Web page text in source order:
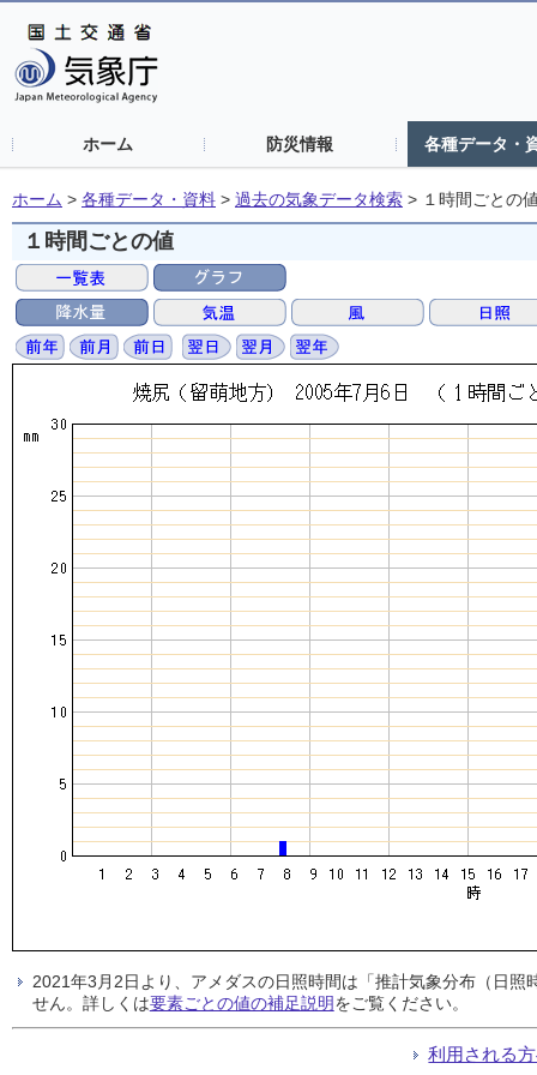
ホーム 防災情報 各種データ・
ホーム > 各種データ・資料 > 過去の気象データ検索 > １時間ごとの
１時間ごとの値
2021年3月2日より、アメダスの日照時間は「推計気象分布（日
せん。詳しくは要素ごとの値の補足説明をご覧ください。
利用される